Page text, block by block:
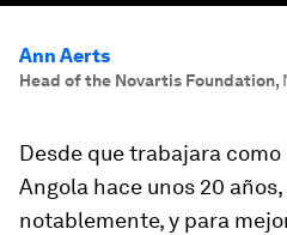
Ann Aerts
Head of the Novartis Foundation,
Desde que trabajara
Angola hace unos 20
notablemente, y para